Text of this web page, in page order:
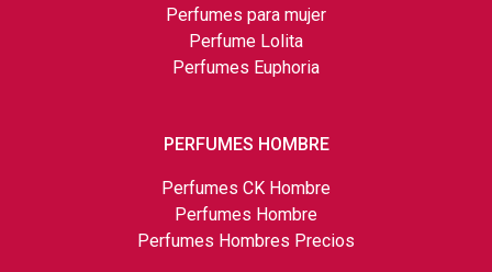
Perfumes para mujer
Perfume Lolita
Perfumes Euphoria
PERFUMES HOMBRE
Perfumes CK Hombre
Perfumes Hombre
Perfumes Hombres Precios